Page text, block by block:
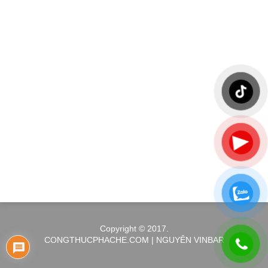
Copyright © 2017.
CONGTHUCPHACHE.COM | NGUYÊN VINBAR